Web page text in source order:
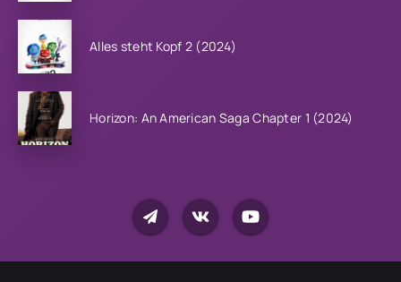
Alles steht Kopf 2 (2024)
Horizon: An American Saga Chapter 1 (2024)